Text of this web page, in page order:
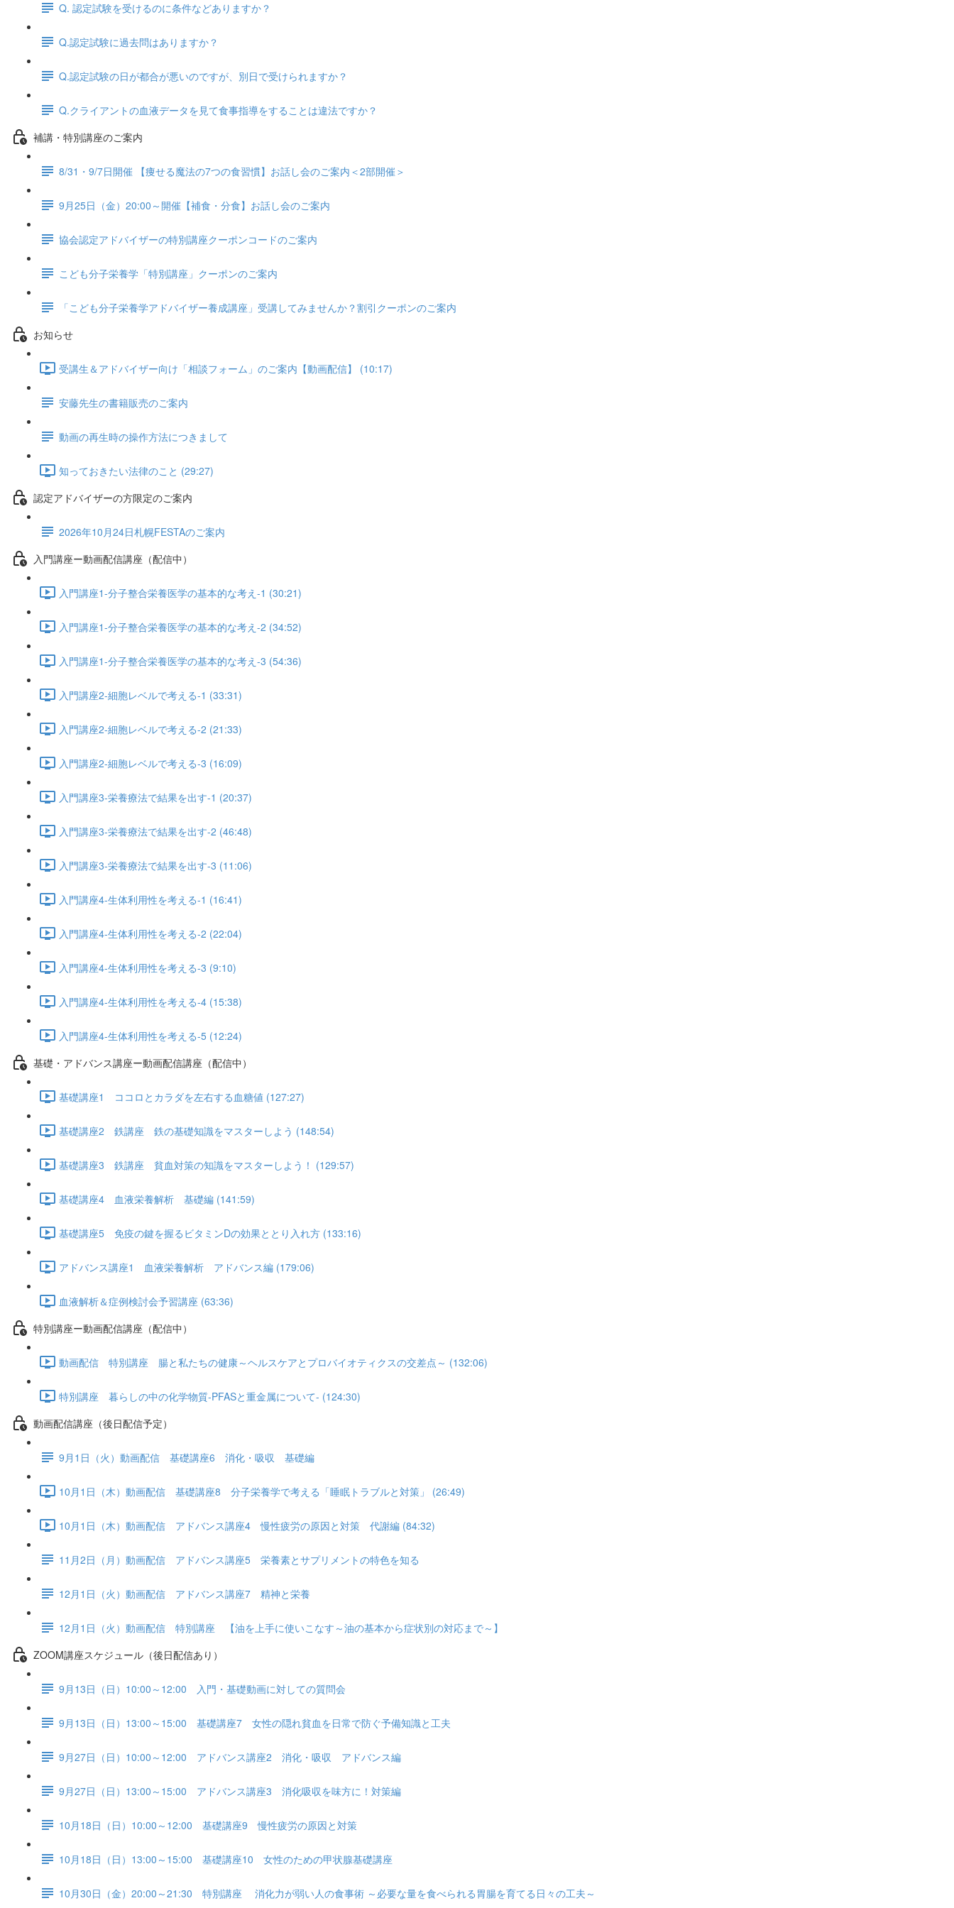
Q. 認定試験を受けるのに条件などありますか？
Q.認定試験に過去問はありますか？
Q.認定試験の日が都合が悪いのですが、別日で受けられますか？
Q.クライアントの血液データを見て食事指導をすることは違法ですか？
補講・特別講座のご案内
8/31・9/7日開催 【痩せる魔法の7つの食習慣】お話し会のご案内＜2部開催＞
9月25日（金）20:00～開催【補食・分食】お話し会のご案内
協会認定アドバイザーの特別講座クーポンコードのご案内
こども分子栄養学「特別講座」クーポンのご案内
「こども分子栄養学アドバイザー養成講座」受講してみませんか？割引クーポンのご案内
お知らせ
受講生＆アドバイザー向け「相談フォーム」のご案内【動画配信】 (10:17)
安藤先生の書籍販売のご案内
動画の再生時の操作方法につきまして
知っておきたい法律のこと (29:27)
認定アドバイザーの方限定のご案内
2026年10月24日札幌FESTAのご案内
入門講座ー動画配信講座（配信中）
入門講座1-分子整合栄養医学の基本的な考え-1 (30:21)
入門講座1-分子整合栄養医学の基本的な考え-2 (34:52)
入門講座1-分子整合栄養医学の基本的な考え-3 (54:36)
入門講座2-細胞レベルで考える-1 (33:31)
入門講座2-細胞レベルで考える-2 (21:33)
入門講座2-細胞レベルで考える-3 (16:09)
入門講座3-栄養療法で結果を出す-1 (20:37)
入門講座3-栄養療法で結果を出す-2 (46:48)
入門講座3-栄養療法で結果を出す-3 (11:06)
入門講座4-生体利用性を考える-1 (16:41)
入門講座4-生体利用性を考える-2 (22:04)
入門講座4-生体利用性を考える-3 (9:10)
入門講座4-生体利用性を考える-4 (15:38)
入門講座4-生体利用性を考える-5 (12:24)
基礎・アドバンス講座ー動画配信講座（配信中）
基礎講座1 ココロとカラダを左右する血糖値 (127:27)
基礎講座2 鉄講座 鉄の基礎知識をマスターしよう (148:54)
基礎講座3 鉄講座 貧血対策の知識をマスターしよう！ (129:57)
基礎講座4 血液栄養解析 基礎編 (141:59)
基礎講座5 免疫の鍵を握るビタミンDの効果ととり入れ方 (133:16)
アドバンス講座1 血液栄養解析 アドバンス編 (179:06)
血液解析＆症例検討会予習講座 (63:36)
特別講座ー動画配信講座（配信中）
動画配信 特別講座 腸と私たちの健康～ヘルスケアとプロバイオティクスの交差点～ (132:06)
特別講座 暮らしの中の化学物質-PFASと重金属について- (124:30)
動画配信講座（後日配信予定）
9月1日（火）動画配信 基礎講座6 消化・吸収 基礎編
10月1日（木）動画配信 基礎講座8 分子栄養学で考える「睡眠トラブルと対策」 (26:49)
10月1日（木）動画配信 アドバンス講座4 慢性疲労の原因と対策 代謝編 (84:32)
11月2日（月）動画配信 アドバンス講座5 栄養素とサプリメントの特色を知る
12月1日（火）動画配信 アドバンス講座7 精神と栄養
12月1日（火）動画配信 特別講座 【油を上手に使いこなす～油の基本から症状別の対応まで～】
ZOOM講座スケジュール（後日配信あり）
9月13日（日）10:00～12:00 入門・基礎動画に対しての質問会
9月13日（日）13:00～15:00 基礎講座7 女性の隠れ貧血を日常で防ぐ予備知識と工夫
9月27日（日）10:00～12:00 アドバンス講座2 消化・吸収 アドバンス編
9月27日（日）13:00～15:00 アドバンス講座3 消化吸収を味方に！対策編
10月18日（日）10:00～12:00 基礎講座9 慢性疲労の原因と対策
10月18日（日）13:00～15:00 基礎講座10 女性のための甲状腺基礎講座
10月30日（金）20:00～21:30 特別講座 消化力が弱い人の食事術 ～必要な量を食べられる胃腸を育てる日々の工夫～